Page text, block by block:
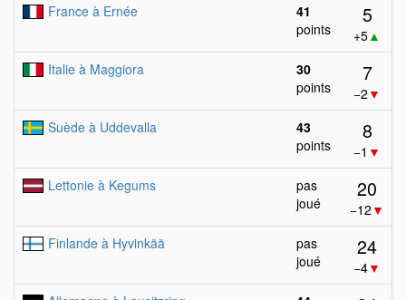
France à Ernée
41
points
5
+5▲
Italie à Maggiora
30
points
7
−2 ▼
Suède à Uddevalla
43
points
8
−1 ▼
Lettonie à Kegums
pas
joué
20
−12 ▼
Finlande à Hyvinkää
pas
joué
24
−4▼